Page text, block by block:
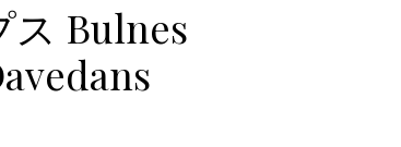
ス Bulnes